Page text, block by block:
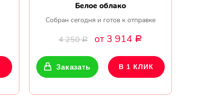
Белое облако
Собран сегодня и готов к отправке
4 250Р от 3 914 Р
Заказать В 1 КЛИК